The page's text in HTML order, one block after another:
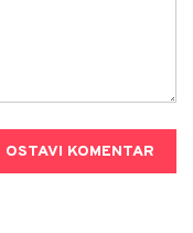
OSTAVI KOMENTAR